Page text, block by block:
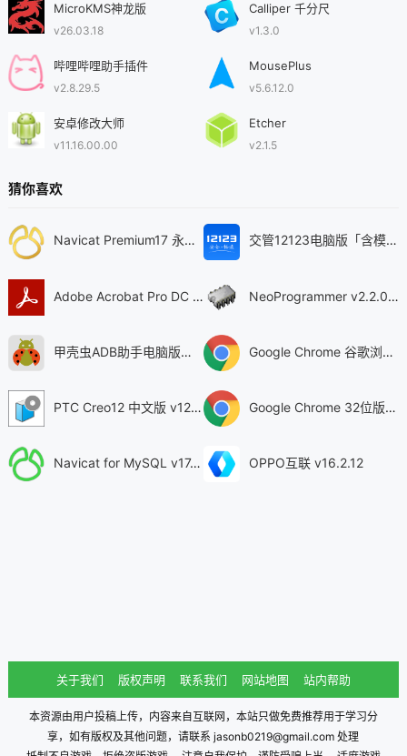
MicroKMS神龙版
v26.03.18
Calliper 千分尺
v1.3.0
哔哩哔哩助手插件
v2.8.29.5
MousePlus
v5.6.12.0
安卓修改大师
v11.16.00.00
Etcher
v2.1.5
猜你喜欢
Navicat Premium17 永久激活版 v17.3.5 交管12123电脑版「含模拟器」 v3.3.7
Adobe Acrobat Pro DC 2025 绿色中文版 v2025.001.21208 NeoProgrammer v2.2.0.10
甲壳虫ADB助手电脑版「含模拟器」 v1.3.1 Google Chrome 谷歌浏览器 v150.0.7871.187
PTC Creo12 中文版 v12.4.2 Google Chrome 32位版 v150.0.7871.187
Navicat for MySQL v17.3.9 OPPO互联 v16.2.12
关于我们 版权声明 联系我们 网站地图 站内帮助
本资源由用户投稿上传，内容来自互联网，本站只做免费推荐用于学习分
享，如有版权及其他问题，请联系 jasonb0219@gmail.com 处理